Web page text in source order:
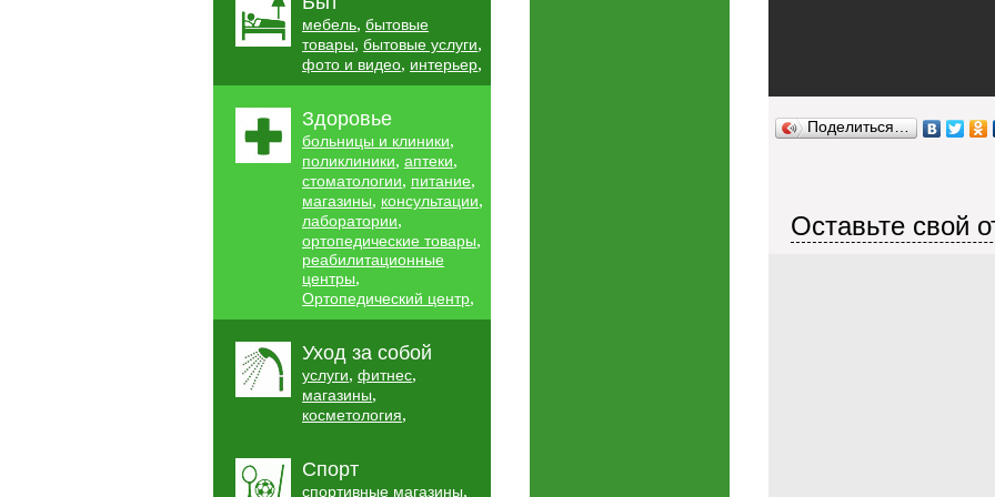
мебель, бытовые
товары, бытовые услуги,
фото и видео, интерьер,
Здоровье
больницы и клиники,
поликлиники, аптеки,
стоматологии, питание,
магазины, консультации,
лаборатории,
ортопедические товары,
реабилитационные
центры,
Ортопедический центр,
Уход за собой
услуги, фитнес,
магазины,
косметология,
Спорт
спортивные магазины,
Поделиться…
Оставьте свой